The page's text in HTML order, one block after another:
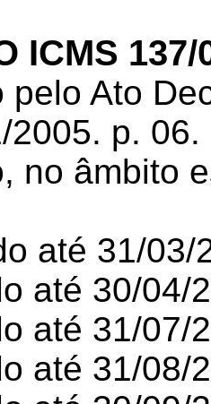
ICMS 137/
pelo Ato
2005. p. 06.
no âmbito
até 31/
até 30/
até 31/07/
até 31/08/